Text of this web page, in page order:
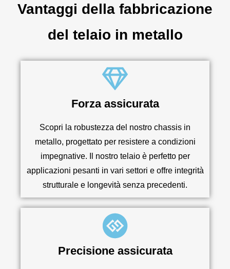
Vantaggi della fabbricazione
del telaio in metallo
Forza assicurata
Scopri la robustezza del nostro chassis in
metallo, progettato per resistere a condizioni
impegnative. Il nostro telaio è perfetto per
applicazioni pesanti in vari settori e offre integrità
strutturale e longevità senza precedenti.
Precisione assicurata